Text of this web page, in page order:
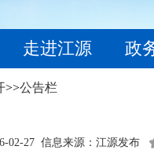
走进江源 政
>>公告栏
02-27 信息来源：江源发布